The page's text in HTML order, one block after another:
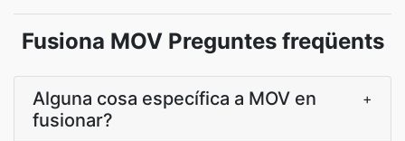
Fusiona MOV Preguntes freqüents
Alguna cosa específica a MOV en
fusionar?
+